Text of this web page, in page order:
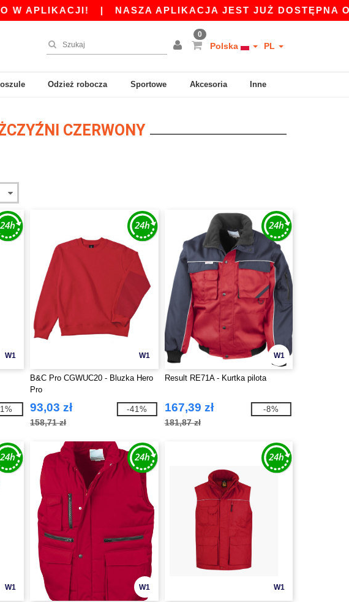
|NASZA APLIKACJA JEST JUŻ DOSTĘPNA
0
Polska PL
Odzież robocza Sportowe Akcesoria Inne
CZERWONY
W1 W1
B&C Pro CGWUC20 - Bluzka Hero
Pro
93,03 zł
158,71 zł
-41%
W1
Result RE71A - Kurtka pilota
167,39 zł
181,87 zł
-8%
W1 W1 W1